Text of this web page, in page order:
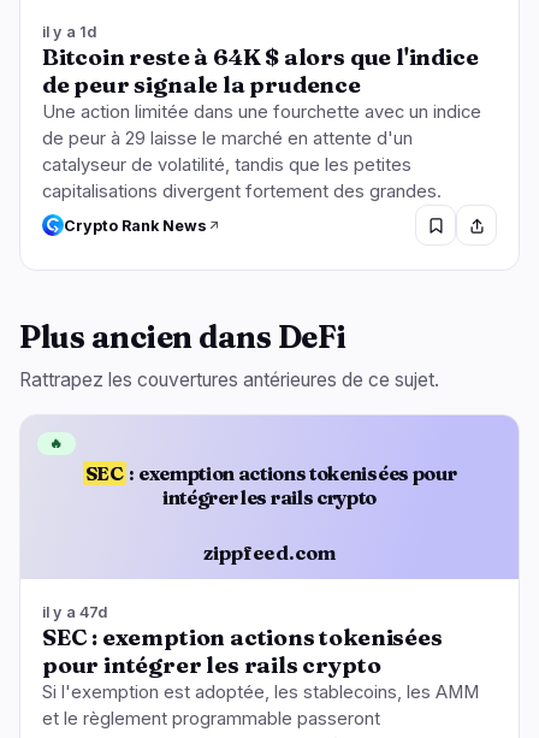
il y a 1d
Bitcoin reste à 64K $ alors que l'indice
de peur signale la prudence
Une action limitée dans une fourchette avec un indice
de peur à 29 laisse le marché en attente d'un
catalyseur de volatilité, tandis que les petites
capitalisations divergent fortement des grandes.
Crypto Rank News
Plus ancien dans DeFi
Rattrapez les couvertures antérieures de ce sujet.
SEC : exemption actions tokenisées pour
intégrer les rails crypto
zippfeed.com
🔥
il y a 47d
SEC : exemption actions tokenisées
pour intégrer les rails crypto
Si l'exemption est adoptée, les stablecoins, les AMM
et le règlement programmable passeront